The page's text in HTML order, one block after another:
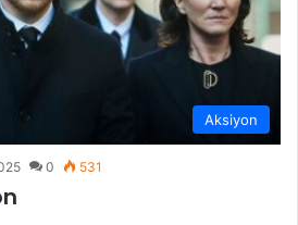
Aksiyon
0 531